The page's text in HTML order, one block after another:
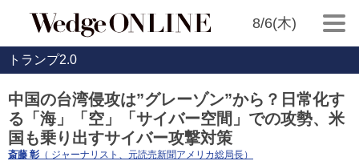
8/6(木)
トランプ2.0
中国の台湾侵攻は”グレーゾン”から？日常化す
る「海」「空」「サイバー空間」での攻勢、米
国も乗り出すサイバー攻撃対策
斎藤 彰 （ ジャーナリスト、元読売新聞アメリカ総局長）